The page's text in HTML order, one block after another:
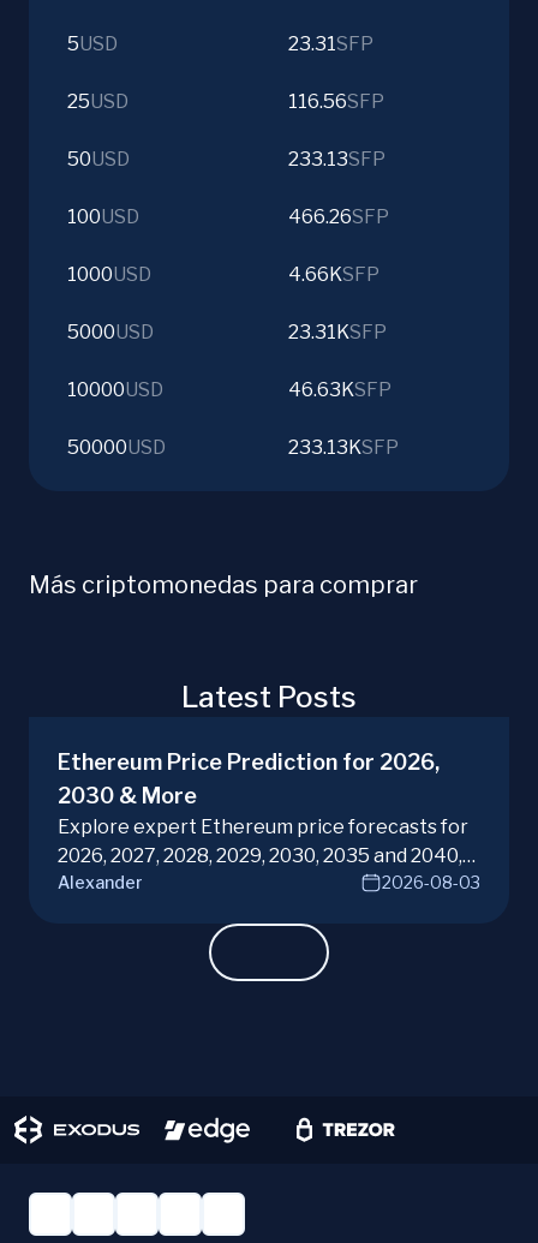
5USD 23.31SFP
25USD 116.56SFP
50USD 233.13SFP
100USD 466.26SFP
1000USD 4.66KSFP
5000USD 23.31KSFP
10000USD 46.63KSFP
50000USD 233.13KSFP
Más criptomonedas para comprar
Latest Posts
Ethereum Price Prediction for 2026,
2030 & More
Explore expert Ethereum price forecasts for
2026, 2027, 2028, 2029, 2030, 2035 and 2040,
diving into ETH potential in the evolving
investment decisions with ChangeHero!
Alexander 2026-08-03